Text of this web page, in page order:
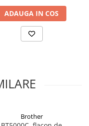
ADAUGA IN COS
Brother